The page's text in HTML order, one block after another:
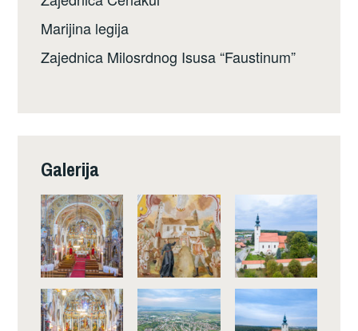
Marijina legija
Zajednica Milosrdnog Isusa “Faustinum”
Galerija